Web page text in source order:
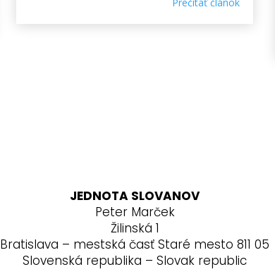
JEDNOTA SLOVANOV
Peter Marček
Žilinská 1
Bratislava – mestská časť Staré mesto 811 05
Slovenská republika – Slovak republic